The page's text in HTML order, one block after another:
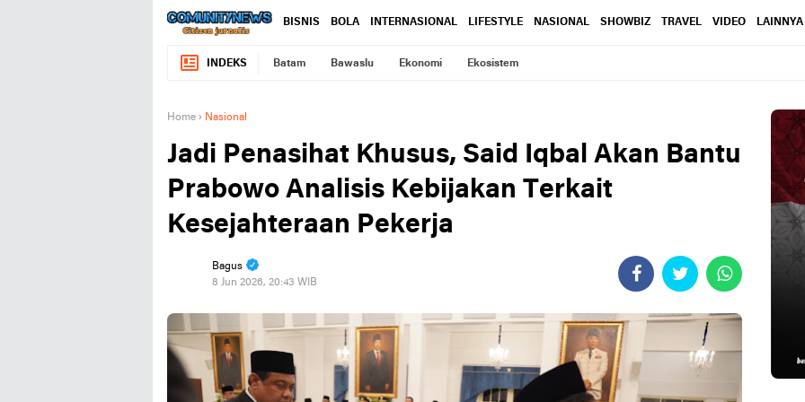
BISNIS BOLA INTERNASIONAL LIFESTYLE NASIONAL SHOWBIZ TRAVEL VIDEO LAINNYA
INDEKS Batam Bawaslu Ekonomi Ekosistem
Home › Nasional
Jadi Penasihat Khusus, Said Iqbal Akan Bantu
Prabowo Analisis Kebijakan Terkait
Kesejahteraan Pekerja
Bagus
8 Jun 2026, 20:43 WIB